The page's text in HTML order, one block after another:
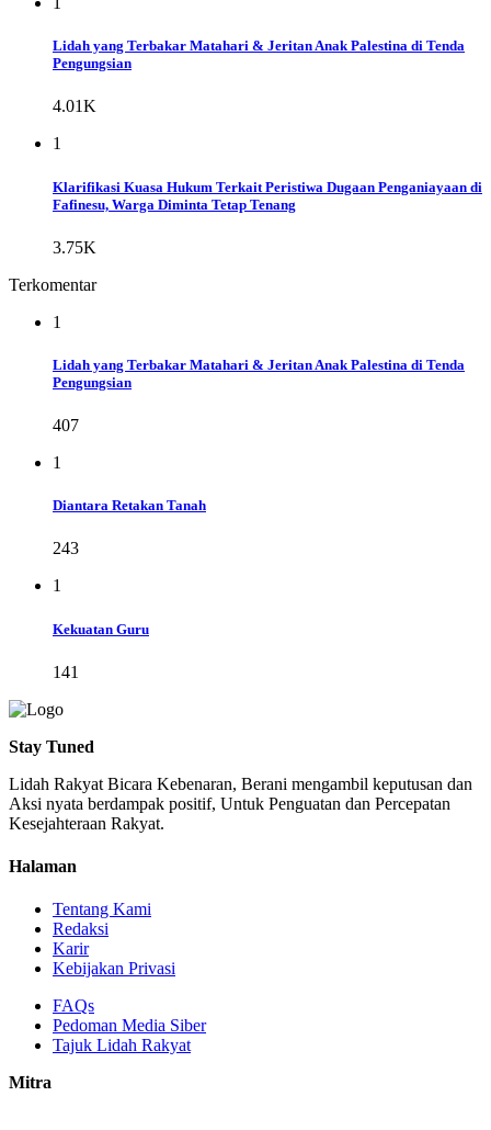
Lidah yang Terbakar Matahari & Jeritan Anak Palestina di Tenda
Pengungsian
4.01K
1
Klarifikasi Kuasa Hukum Terkait Peristiwa Dugaan Penganiayaan di
Fafinesu, Warga Diminta Tetap Tenang
3.75K
Terkomentar
1
Lidah yang Terbakar Matahari & Jeritan Anak Palestina di Tenda
Pengungsian
407
1
Diantara Retakan Tanah
243
1
Kekuatan Guru
141
Stay Tuned
Lidah Rakyat Bicara Kebenaran, Berani mengambil keputusan dan
Aksi nyata berdampak positif, Untuk Penguatan dan Percepatan
Kesejahteraan Rakyat.
Halaman
Tentang Kami
Redaksi
Karir
Kebijakan Privasi
FAQs
Pedoman Media Siber
Tajuk Lidah Rakyat
Mitra